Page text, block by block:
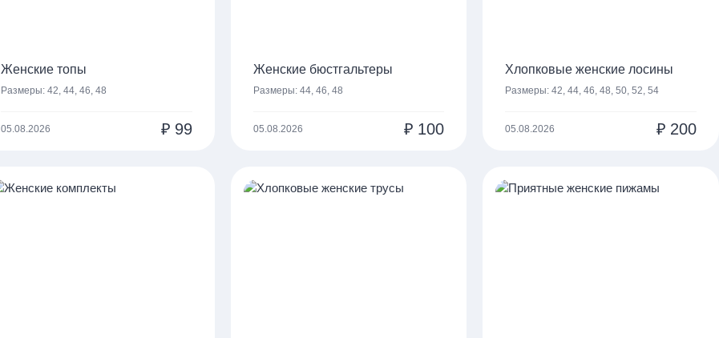
Женские топы
Размеры: 42, 44, 46, 48
05.08.2026 ₽ 99
Женские бюстгальтеры
Размеры: 44, 46, 48
05.08.2026 ₽ 100
Хлопковые женские лосины
Размеры:42, 44, 46, 48, 50, 52, 54
05.08.2026 ₽ 200